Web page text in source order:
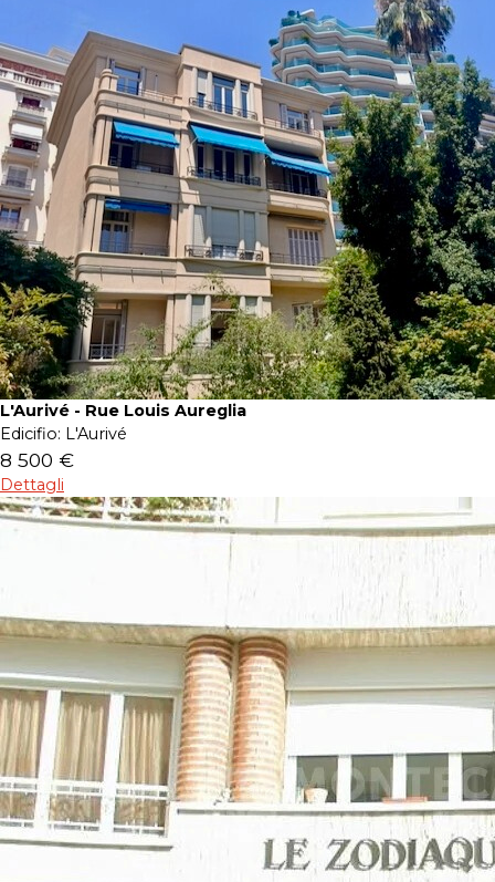
L'Aurivé - Rue Louis Aureglia
Edicifio: L'Aurivé
8 500 €
Dettagli